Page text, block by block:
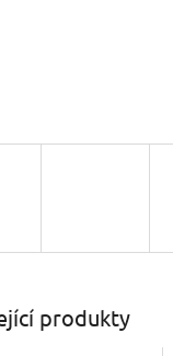
produkty